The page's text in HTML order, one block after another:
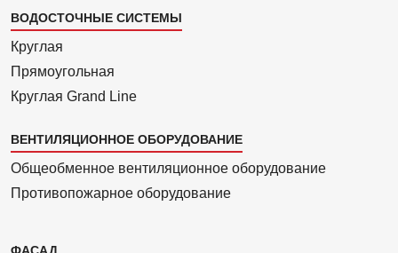
ВОДОСТОЧНЫЕ СИСТЕМЫ
Круглая
Прямоуголь­ная
Круглая Grand Line
ВЕНТИЛЯЦИОННОЕ ОБОРУДОВАНИЕ
Общеобменное вентиляционное оборудование
Противопожарное оборудование